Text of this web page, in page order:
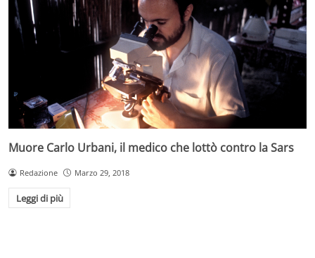
Muore Carlo Urbani, il medico che lottò contro la Sars
Redazione Marzo 29, 2018
Leggi di più